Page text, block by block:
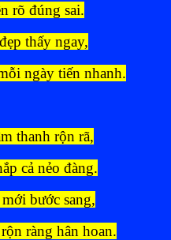
rõ đúng sai.
thấy ngay,
ngày tiến nhanh.
thanh rộn rã,
cả nẻo đàng.
bước sang,
ràng hân hoan.